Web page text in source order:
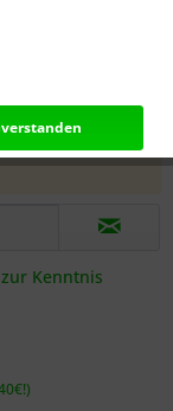
Verfügung!
der Artikel
zur Kenntnis